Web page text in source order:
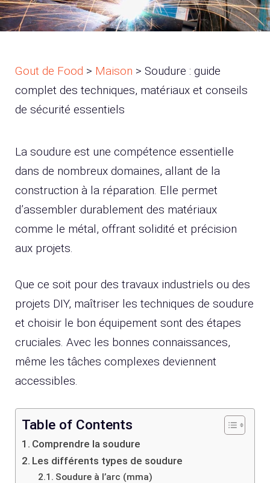
Gout de Food > Maison > Soudure : guide
complet des techniques, matériaux et conseils
de sécurité essentiels
La soudure est une compétence essentielle
dans de nombreux domaines, allant de la
construction à la réparation. Elle permet
d’assembler durablement des matériaux
comme le métal, offrant solidité et précision
aux projets.
Que ce soit pour des travaux industriels ou des
projets DIY, maîtriser les techniques de soudure
et choisir le bon équipement sont des étapes
cruciales. Avec les bonnes connaissances,
même les tâches complexes deviennent
accessibles.
Table of Contents
Comprendre la soudure
Les différents types de soudure
Soudure à l’arc (mma)